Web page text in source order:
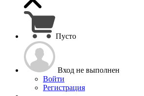
Пусто
Вход не выполнен
Войти
Регистрация